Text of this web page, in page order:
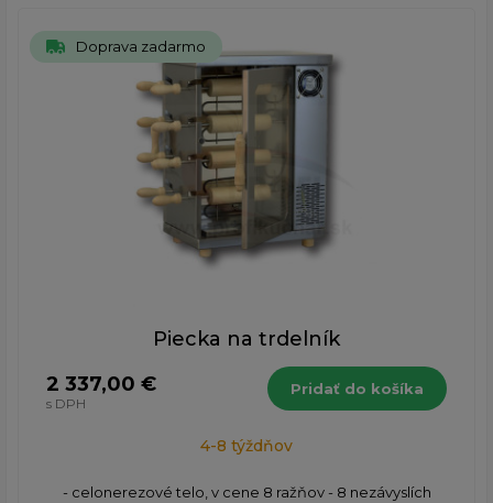
Doprava zadarmo
Piecka na trdelník
2 337,00 €
s DPH
Pridať do košíka
4-8 týždňov
- celonerezové telo, v cene 8 ražňov - 8 nezávyslích